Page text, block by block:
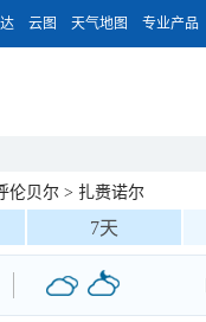
云图 天气地图 专业产品
伦贝尔 > 扎赉诺尔
7天